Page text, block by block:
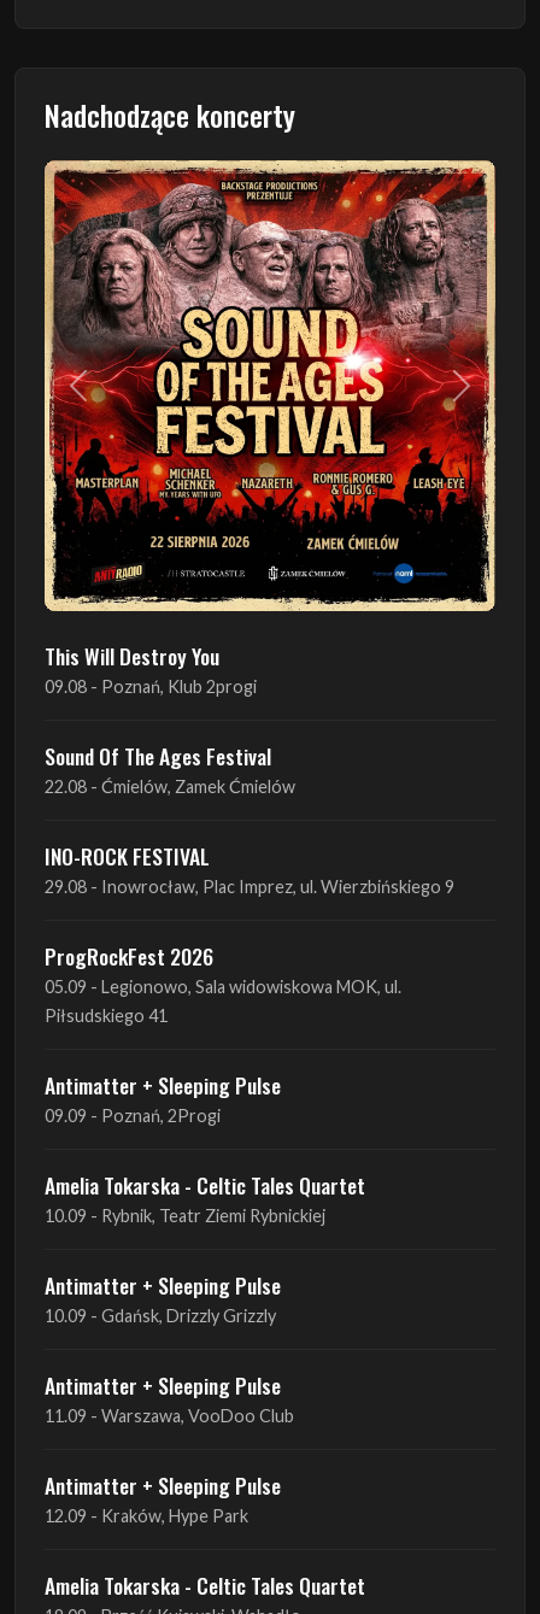
Nadchodzące koncerty
Poprzedni Następny
This Will Destroy You
09.08 - Poznań, Klub 2progi
Sound Of The Ages Festival
22.08 - Ćmielów, Zamek Ćmielów
INO-ROCK FESTIVAL
29.08 - Inowrocław, Plac Imprez, ul. Wierzbińskiego 9
ProgRockFest 2026
05.09 - Legionowo, Sala widowiskowa MOK, ul.
Piłsudskiego 41
Antimatter + Sleeping Pulse
09.09 - Poznań, 2Progi
Amelia Tokarska - Celtic Tales Quartet
10.09 - Rybnik, Teatr Ziemi Rybnickiej
Antimatter + Sleeping Pulse
10.09 - Gdańsk, Drizzly Grizzly
Antimatter + Sleeping Pulse
11.09 - Warszawa, VooDoo Club
Antimatter + Sleeping Pulse
12.09 - Kraków, Hype Park
Amelia Tokarska - Celtic Tales Quartet